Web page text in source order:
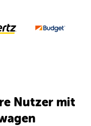
Nutzer mit